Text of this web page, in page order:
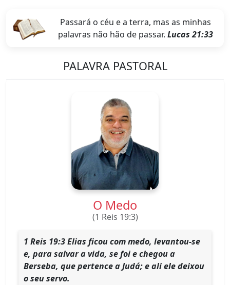
Passará o céu e a terra, mas as minhas
palavras não hão de passar. Lucas 21:33
PALAVRA PASTORAL
O Medo
(1 Reis 19:3)
1 Reis 19:3 Elias ficou com medo, levantou-se
e, para salvar a vida, se foi e chegou a
Berseba, que pertence a Judá; e ali ele deixou
o seu servo.